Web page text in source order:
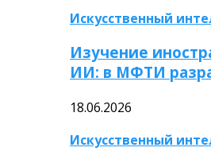
Искусственный
Изучение
ИИ: в МФТИ
18.06.2026
Искусственный